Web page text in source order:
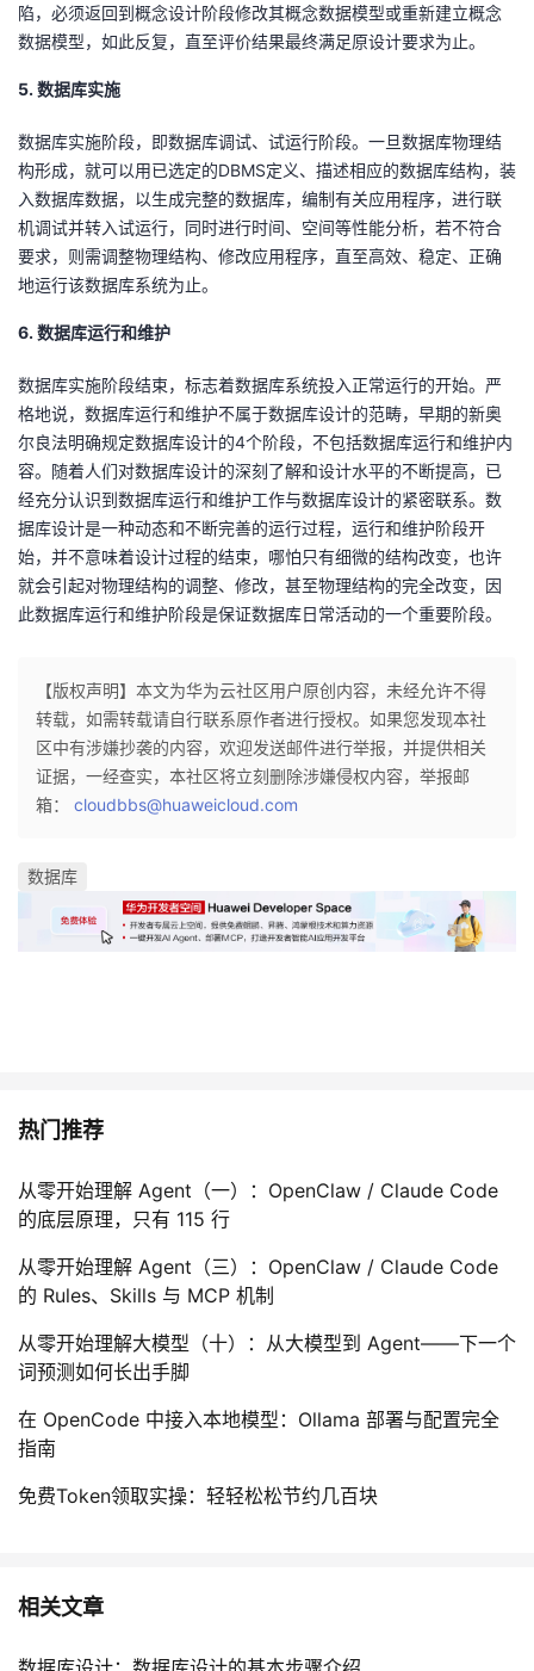
陷，必须返回到概念设计阶段修改其概念数据模型或重新建立概念
数据模型，如此反复，直至评价结果最终满足原设计要求为止。
5. 数据库实施
数据库实施阶段，即数据库调试、试运行阶段。一旦数据库物理结
构形成，就可以用已选定的DBMS定义、描述相应的数据库结构，装
入数据库数据，以生成完整的数据库，编制有关应用程序，进行联
机调试并转入试运行，同时进行时间、空间等性能分析，若不符合
要求，则需调整物理结构、修改应用程序，直至高效、稳定、正确
地运行该数据库系统为止。
6. 数据库运行和维护
数据库实施阶段结束，标志着数据库系统投入正常运行的开始。严
格地说，数据库运行和维护不属于数据库设计的范畴，早期的新奥
尔良法明确规定数据库设计的4个阶段，不包括数据库运行和维护内
容。随着人们对数据库设计的深刻了解和设计水平的不断提高，已
经充分认识到数据库运行和维护工作与数据库设计的紧密联系。数
据库设计是一种动态和不断完善的运行过程，运行和维护阶段开
始，并不意味着设计过程的结束，哪怕只有细微的结构改变，也许
就会引起对物理结构的调整、修改，甚至物理结构的完全改变，因
此数据库运行和维护阶段是保证数据库日常活动的一个重要阶段。
【版权声明】本文为华为云社区用户原创内容，未经允许不得
转载，如需转载请自行联系原作者进行授权。如果您发现本社
区中有涉嫌抄袭的内容，欢迎发送邮件进行举报，并提供相关
证据，一经查实，本社区将立刻删除涉嫌侵权内容，举报邮
箱： cloudbbs@huaweicloud.com
数据库
热门推荐
从零开始理解 Agent（一）：OpenClaw / Claude Code
的底层原理，只有 115 行
从零开始理解 Agent（三）：OpenClaw / Claude Code
的 Rules、Skills 与 MCP 机制
从零开始理解大模型（十）：从大模型到 Agent——下一个
词预测如何长出手脚
在 OpenCode 中接入本地模型：Ollama 部署与配置完全
指南
免费Token领取实操：轻轻松松节约几百块
相关文章